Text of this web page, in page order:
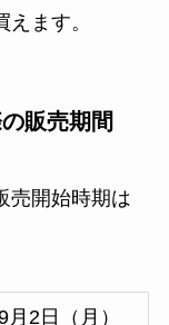
ます。
販売期間
売開始時期は
月2日（月）